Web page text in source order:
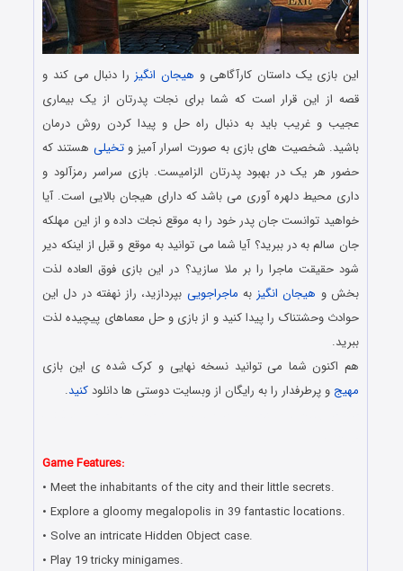
این بازی یک داستان کارآگاهی و هیجان انگیز را دنبال می کند و
قصه از این قرار است که شما برای نجات پدرتان از یک بیماری
عجیب و غریب باید به دنبال راه حل و پیدا کردن روش درمان
باشید. شخصیت های بازی به صورت اسرار آمیز وتخیلی هستند که
حضور هر یک در بهبود پدرتان الزامیست. بازی سراسر رمزآلود و
داری محیط دلهره آوری می باشد که دارای هیجان بالایی است. آیا
خواهید توانست جان پدر خود را به موقع نجات داده و از این مهلکه
جان سالم به در ببرید؟ آیا شما می توانید به موقع و قبل از اینکه دیر
شود حقیقت ماجرا را بر ملا سازید؟ در این بازی فوق العاده لذت
بخش و هیجان انگیز به ماجراجویی بپردازید، راز نهفته در دل این
حوادث وحشتناک را پیدا کنید و از بازی و حل معماهای پیچیده لذت
ببرید.
هم اکنون شما می توانید نسخه نهایی و کرک شده ی این بازی
مهیج و پرطرفدار را به رایگان از وبسایت دوستی ها دانلودکنید.
Game Features:
• Meet the inhabitants of the city and their little secrets.
• Explore a gloomy megalopolis in 39 fantastic locations.
• Solve an intricate Hidden Object case.
• Play 19 tricky minigames.